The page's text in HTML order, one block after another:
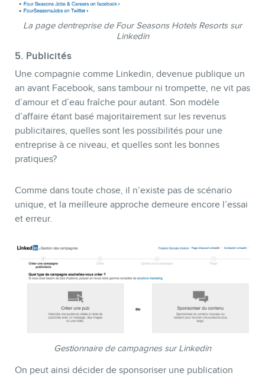
La page dentreprise de Four Seasons Hotels Resorts sur
Linkedin
5. Publicités
Une compagnie comme Linkedin, devenue publique un
an avant Facebook, sans tambour ni trompette, ne vit pas
d’amour et d’eau fraîche pour autant. Son modèle
d’affaire étant basé majoritairement sur les revenus
publicitaires, quelles sont les possibilités pour une
entreprise à ce niveau, et quelles sont les bonnes
pratiques?
Comme dans toute chose, il n’existe pas de scénario
unique, et la meilleure approche demeure encore l’essai
et erreur.
Gestionnaire de campagnes sur Linkedin
On peut ainsi décider de sponsoriser une publication